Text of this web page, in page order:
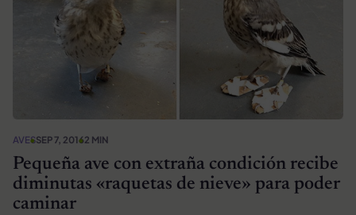
AVESSEP 7, 20162 MIN
Pequeña ave con extraña condición recibe
diminutas «raquetas de nieve» para poder
caminar